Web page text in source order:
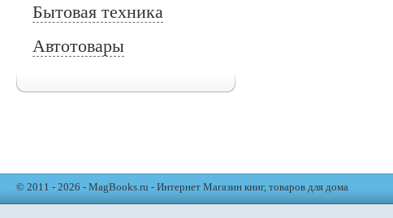
Бытовая техника
Автотовары
© 2011 - 2026 - MagBooks.ru - Интернет Магазин книг, товаров для дома